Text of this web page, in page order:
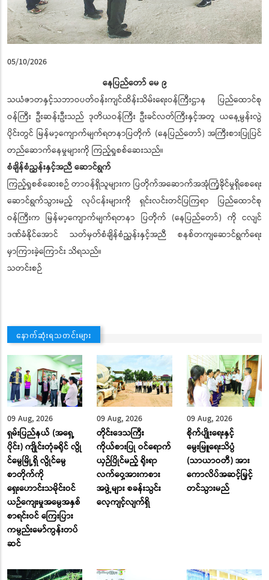
05/10/2026
နေပြည်တော် မေ ၉
သယံဇာတနှင့်သဘာဝပတ်ဝန်းကျင်ထိန်းသိမ်းရေးဝန်ကြီးဌာန ပြည်ထောင်စု
ဝန်ကြီး ဦးဆန်းဦးသည် ဒုတိယဝန်ကြီး ဦးခင်လတ်ကြီးနှင့်အတူ ယနေ့မွန်းလွဲ
ပိုင်းတွင် မြန်မာ့ကျောက်မျက်ရတနာပြတိုက် (နေပြည်တော်) အကြီးစားပြုပြင်
တည်ဆောက်နေမှုများကို ကြည့်ရှုစစ်ဆေးသည်။
စံချိန်စံညွှန်းနှင့်အညီ ဆောင်ရွက်
ကြည့်ရှုစစ်ဆေးစဉ် တာဝန်ရှိသူများက ပြတိုက်အဆောက်အအုံကြံ့ခိုင်မှုရှိစေရေး
ဆောင်ရွက်သွားမည့် လုပ်ငန်းများကို ရှင်းလင်းတင်ပြကြရာ ပြည်ထောင်စု
ဝန်ကြီးက မြန်မာ့ကျောက်မျက်ရတနာ ပြတိုက် (နေပြည်တော်) ကို ငလျင်
ဒဏ်ခံနိုင်အောင် သတ်မှတ်စံချိန်စံညွှန်းနှင့်အညီ စနစ်တကျဆောင်ရွက်ရေး
မှာကြားခဲ့ကြောင်း သိရသည်။
သတင်းစဉ်
နောက်ဆုံးရသတင်းများ
09 Aug, 2026
ရှမ်းပြည်နယ် (အရှေ့
ပိုင်း) ကျိုင်းတုံခရိုင် လွို
င်မွေမြို့ရှိ လွိုင်မွေ
စာတိုက်ကို
ရှေးဟောင်းသမိုင်းဝင်
ယဉ်ကျေးမှုအမွေအနှစ်
စာရင်းဝင် ကြေးပြား
ကမ္ပည်းမော်ကွန်းတပ်
ဆင်
09 Aug, 2026
တိုင်းဒေသကြီး
ကိုယ်စားပြု ဝင်ရောက်
ယှဉ်ပြိုင်မည့် ရိုးရာ
လက်ဝှေ့အားကစား
အဖွဲ့များ စခန်းသွင်း
လေ့ကျင့်လျက်ရှိ
09 Aug, 2026
စိုက်ပျိုးရေးနှင့်
မွေးမြူရေးသိပ္ပံ
(သာယာဝတီ) အား
ကောလိပ်အဆင့်မြှင့်
တင်သွားမည်